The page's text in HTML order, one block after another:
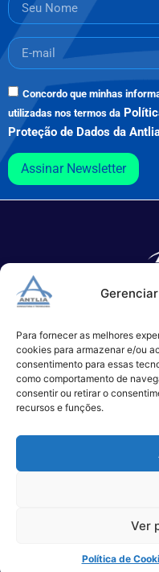
Para fornecer as melhores
cookies para armazenar e/ou
consentimento para essas
como comportamento de
consentir ou retirar o
recursos e funções.
Ver
Política de
Concordo que minhas
utilizadas nos termos da
Proteção de Dados da
Assinar Newsletter
Alameda